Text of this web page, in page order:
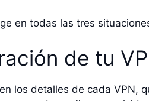
en todas las tres
de tu
los detalles de cada VPN,